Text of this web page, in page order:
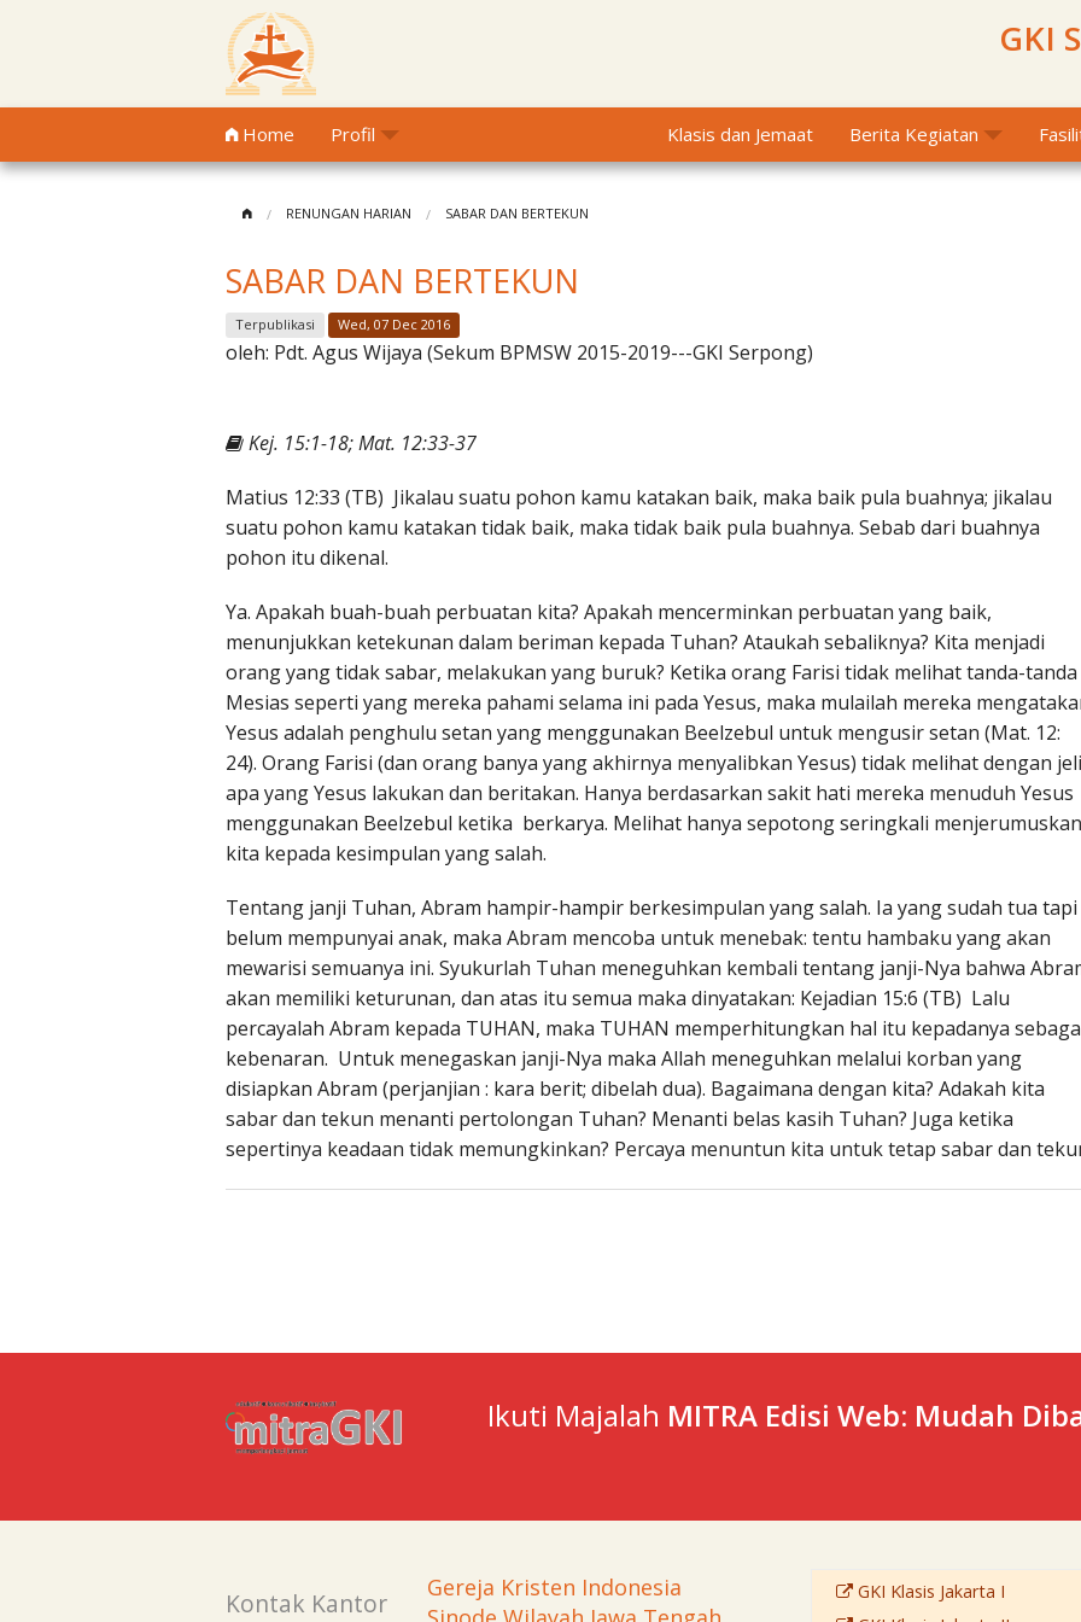
GKI
Home Profil Klasis dan Jemaat Berita Kegiatan
RENUNGAN HARIAN SABAR DAN BERTEKUN
SABAR DAN BERTEKUN
Terpublikasi Wed, 07 Dec 2016
oleh: Pdt. Agus Wijaya (Sekum BPMSW 2015-2019---GKI Serpong)
Kej. 15:1-18; Mat. 12:33-37
Matius 12:33 (TB) Jikalau suatu pohon kamu katakan baik, maka baik pula buahnya; jikalau
suatu pohon kamu katakan tidak baik, maka tidak baik pula buahnya. Sebab dari buahnya
pohon itu dikenal.
Ya. Apakah buah-buah perbuatan kita? Apakah mencerminkan perbuatan yang baik,
menunjukkan ketekunan dalam beriman kepada Tuhan? Ataukah sebaliknya? Kita menjadi
orang yang tidak sabar, melakukan yang buruk? Ketika orang Farisi tidak melihat tanda-tanda
Mesias seperti yang mereka pahami selama ini pada Yesus, maka mulailah mereka
Yesus adalah penghulu setan yang menggunakan Beelzebul untuk mengusir setan (Mat. 12:
24). Orang Farisi (dan orang banya yang akhirnya menyalibkan Yesus) tidak melihat dengan jeli
apa yang Yesus lakukan dan beritakan. Hanya berdasarkan sakit hati mereka menuduh Yesus
menggunakan Beelzebul ketika berkarya. Melihat hanya sepotong seringkali menjerumuskan
kita kepada kesimpulan yang salah.
Tentang janji Tuhan, Abram hampir-hampir berkesimpulan yang salah. Ia yang sudah tua tapi
belum mempunyai anak, maka Abram mencoba untuk menebak: tentu hambaku yang akan
mewarisi semuanya ini. Syukurlah Tuhan meneguhkan kembali tentang janji-Nya bahwa
akan memiliki keturunan, dan atas itu semua maka dinyatakan: Kejadian 15:6 (TB) Lalu
percayalah Abram kepada TUHAN, maka TUHAN memperhitungkan hal itu kepadanya
kebenaran. Untuk menegaskan janji-Nya maka Allah meneguhkan melalui korban yang
disiapkan Abram (perjanjian : kara berit; dibelah dua). Bagaimana dengan kita? Adakah kita
sabar dan tekun menanti pertolongan Tuhan? Menanti belas kasih Tuhan? Juga ketika
sepertinya keadaan tidak memungkinkan? Percaya menuntun kita untuk tetap sabar dan
Ikuti Majalah MITRA Edisi Web: Mudah
Kontak Kantor
Gereja Kristen Indonesia
GKI Klasis Jakarta I